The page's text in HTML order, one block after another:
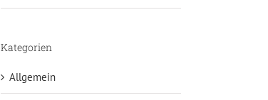
Kategorien
Allgemein